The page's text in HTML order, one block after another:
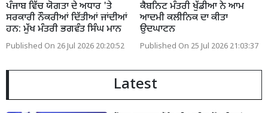
ਪੰਜਾਬ ਵਿੱਚ ਯੋਗਤਾ ਦੇ ਅਧਾਰ 'ਤੇ
ਸਰਕਾਰੀ ਨੌਕਰੀਆਂ ਦਿੱਤੀਆਂ ਜਾਂਦੀਆਂ
ਹਨ: ਮੁੱਖ ਮੰਤਰੀ ਭਗਵੰਤ ਸਿੰਘ ਮਾਨ
Published On 26 Jul 2026 20:20:52
ਕੈਬਨਿਟ ਮੰਤਰੀ ਖੁੱਡੀਆ ਨੇ ਆਮ
ਆਦਮੀ ਕਲੀਨਿਕ ਦਾ ਕੀਤਾ
ਉਦਘਾਟਨ
Published On 25 Jul 2026 21:03:37
Latest